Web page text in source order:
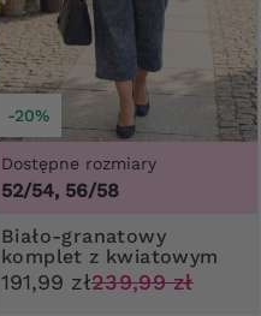
-20%
Dostępne rozmiary
52/54, 56/58
Biało-granatowy
komplet z kwiatowym
nadrukiem
191,99 zł239,99 zł